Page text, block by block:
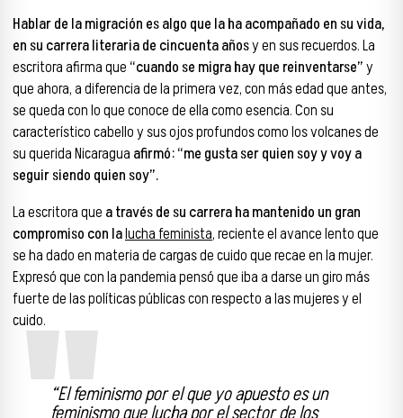
Hablar de la migración es algo que la ha acompañado en su vida,
en su carrera literaria de cincuenta añosy en sus recuerdos. La
escritora afirma que “cuando se migra hay que reinventarse”y
que ahora, a diferencia de la primera vez, con más edad que antes,
se queda con lo que conoce de ella como esencia. Con su
característico cabello y sus ojos profundos como los volcanes de
su querida Nicaragua afirmó: “me gusta ser quien soy y voy a
seguir siendo quien soy”.
La escritora que a través de su carrera ha mantenido un gran
compromiso con lalucha feminista, reciente el avance lento que
se ha dado en materia de cargas de cuido que recae en la mujer.
Expresó que con la pandemia pensó que iba a darse un giro más
fuerte de las políticas públicas con respecto a las mujeres y el
cuido.
“El feminismo por el que yo apuesto es un
feminismo que lucha por el sector de los